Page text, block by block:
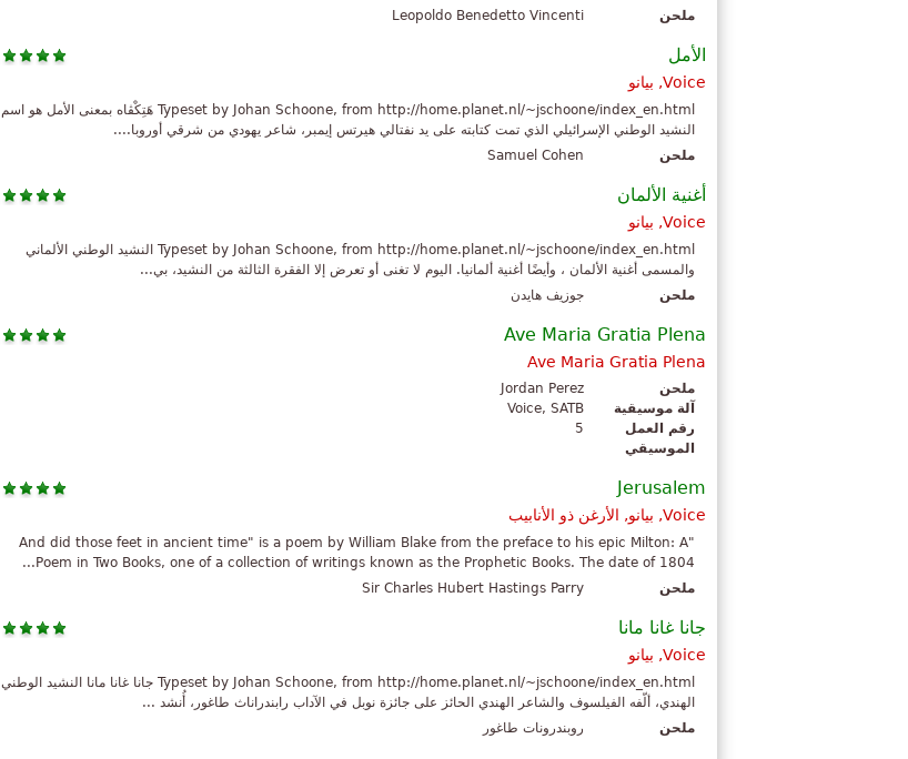
ملحن
Leopoldo Benedetto Vincenti
الأمل
Voice, بيانو
Typeset by Johan Schoone, from http://home.planet.nl/~jschoone/index_en.html هَتِكْڤاه بمعنى الأمل هو اسم
النشيد الوطني الإسرائيلي الذي تمت كتابته على يد نفتالي هيرتس إيمبر، شاعر يهودي من شرقي أوروبا....
ملحن
Samuel Cohen
أغنية الألمان
Voice, بيانو
Typeset by Johan Schoone, from http://home.planet.nl/~jschoone/index_en.html النشيد الوطني الألماني
والمسمى أغنية الألمان ، وأيضًا أغنية ألمانيا. اليوم لا تغنى أو تعرض إلا الفقرة الثالثة من النشيد، بي...
ملحن
جوزيف هايدن
Ave Maria Gratia Plena
Ave Maria Gratia Plena
ملحن
Jordan Perez
آلة موسيقية
Voice, SATB
رقم العمل
الموسيقي
5
Jerusalem
Voice, بيانو, الأرغن ذو الأنابيب
"And did those feet in ancient time" is a poem by William Blake from the preface to his epic Milton: A
Poem in Two Books, one of a collection of writings known as the Prophetic Books. The date of 1804...
ملحن
Sir Charles Hubert Hastings Parry
جانا غانا مانا
Voice, بيانو
Typeset by Johan Schoone, from http://home.planet.nl/~jschoone/index_en.html جانا غانا مانا النشيد الوطني
الهندي، ألّفه الفيلسوف والشاعر الهندي الحائز على جائزة نوبل في الآداب رابندراناث طاغور، أُنشد ...
ملحن
روبندرونات طاغور